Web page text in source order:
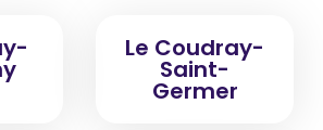
Le Coudray-
Saint-
Germer